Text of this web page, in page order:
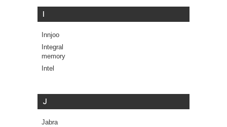
Innjoo
Integral
memory
Intel
J
Jabra